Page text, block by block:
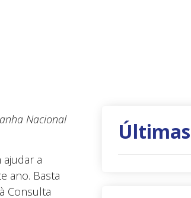
Nacional
a
ano. Basta
Consulta